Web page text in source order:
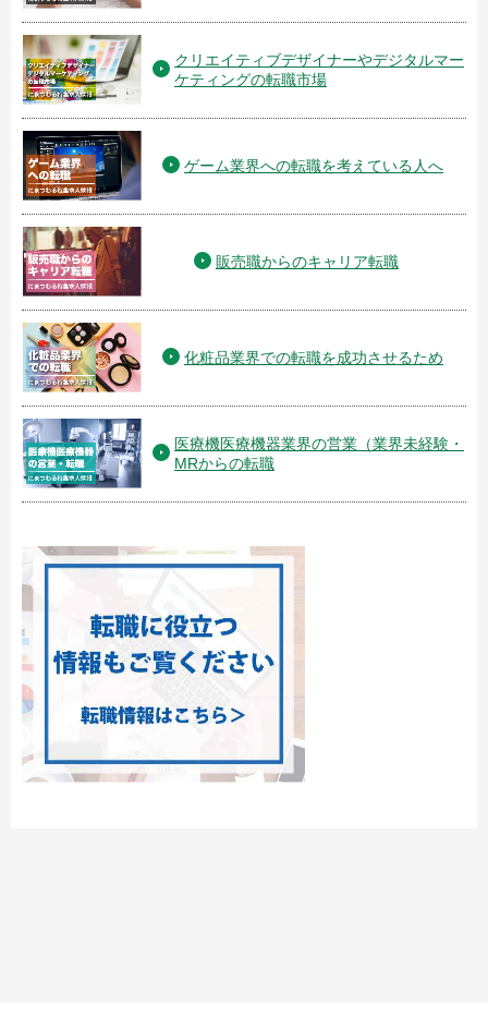
クリエイティブデザイナーやデジタルマー
ケティングの転職市場
ゲーム業界への転職を考えている人へ
販売職からのキャリア転職
化粧品業界での転職を成功させるため
医療機医療機器業界の営業（業界未経験・
MRからの転職